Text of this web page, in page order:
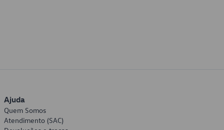
Ajuda
Quem Somos
Atendimento (SAC)